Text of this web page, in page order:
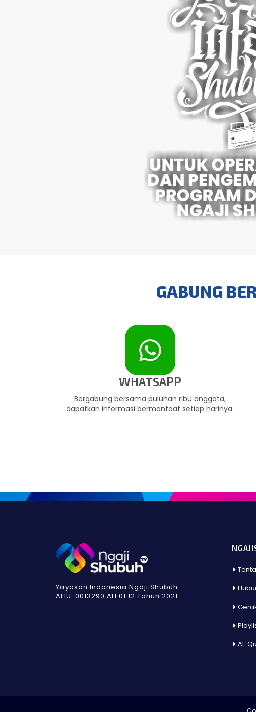
GABUNG
WHATSAPP
Bergabung bersama puluhan ribu anggota,
dapatkan informasi bermanfaat setiap harinya.
Yayasan Indonesia Ngaji Shubuh
AHU-0013290.AH.01.12.Tahun 2021
Al-